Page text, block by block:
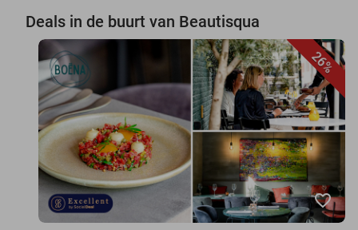
Deals in de buurt van Beautisqua
26%
favorite_border